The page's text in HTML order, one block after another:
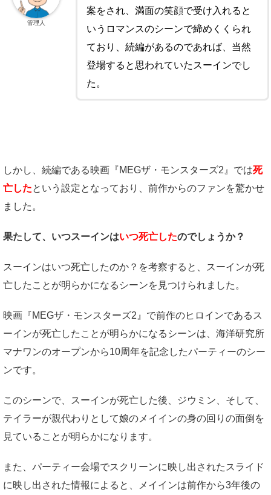
案をされ、満面の笑顔で受け入れると
いうロマンスのシーンで締めくくられ
ており、続編があるのであれば、当然
登場すると思われていたスーインでし
た。
管理人
しかし、続編である映画『MEGザ・モンスターズ2』では死
亡したという設定となっており、前作からのファンを驚かせ
ました。
果たして、いつスーインはいつ死亡したのでしょうか？
スーインはいつ死亡したのか？を考察すると、スーインが死
亡したことが明らかになるシーンを見つけられました。
映画『MEGザ・モンスターズ2』で前作のヒロインであるス
ーインが死亡したことが明らかになるシーンは、海洋研究所
マナワンのオープンから10周年を記念したパーティーのシー
ンです。
このシーンで、スーインが死亡した後、ジウミン、そして、
テイラーが親代わりとして娘のメイインの身の回りの面倒を
見ていることが明らかになります。
また、パーティー会場でスクリーンに映し出されたスライド
に映し出された情報によると、メイインは前作から3年後の